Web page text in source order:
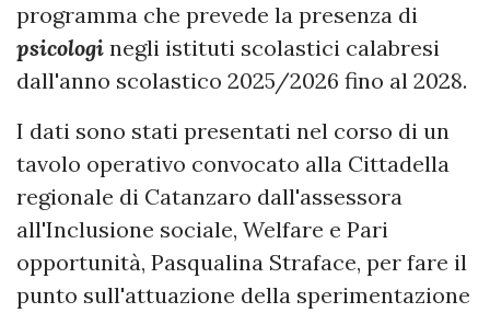
programma che prevede la presenza di
psicologi negli istituti scolastici calabresi
dall'anno scolastico 2025/2026 fino al 2028.
I dati sono stati presentati nel corso di un
tavolo operativo convocato alla Cittadella
regionale di Catanzaro dall'assessora
all'Inclusione sociale, Welfare e Pari
opportunità, Pasqualina Straface, per fare il
punto sull'attuazione della sperimentazione